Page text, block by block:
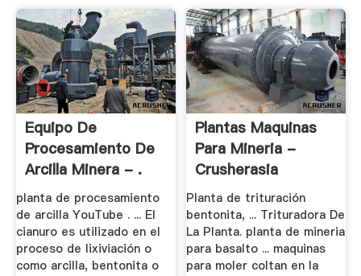
Equipo De
Procesamiento De
Arcilla Minera - .
planta de procesamiento
de arcilla YouTube . ... El
cianuro es utilizado en el
proceso de lixiviación o
como arcilla, bentonita o
Plantas Maquinas
Para Mineria -
Crusherasia
Planta de trituración
bentonita, ... Trituradora De
La Planta. planta de mineria
para basalto ... maquinas
para moler coltan en la